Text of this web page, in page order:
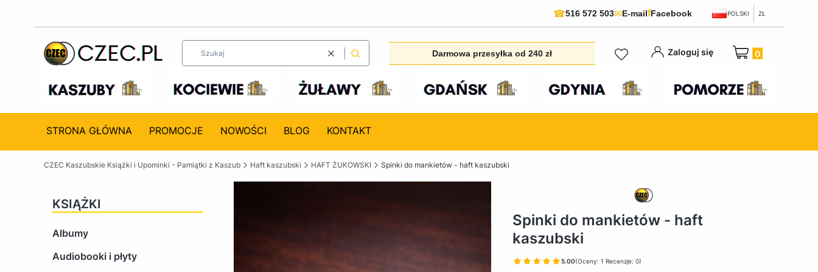
☎516 572 503✉E-mailfFacebook POLSKI ZŁ
WyczyśćSzukaj Darmowa przesyłka od 240 zł Zaloguj się Produkty w
STRONA GŁÓWNA PROMOCJE NOWOŚCI BLOG KONTAKT
CZEC Kaszubskie Książki i Upominki - Pamiątki z Kaszub Haft kaszubski HAFT ŻUKOWSKI Spinki do mankietów - haft kaszubski
KSIĄŻKI
Albumy
Audiobooki i płyty
Spinki do mankietów - haft
kaszubski
5.00(Oceny: 1 Recenzje: 0)